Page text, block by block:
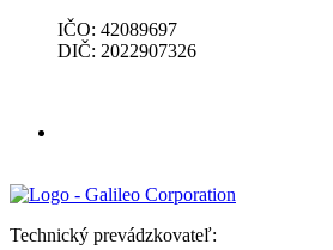
IČO: 42089697
DIČ: 2022907326
Technický prevádzkovateľ: